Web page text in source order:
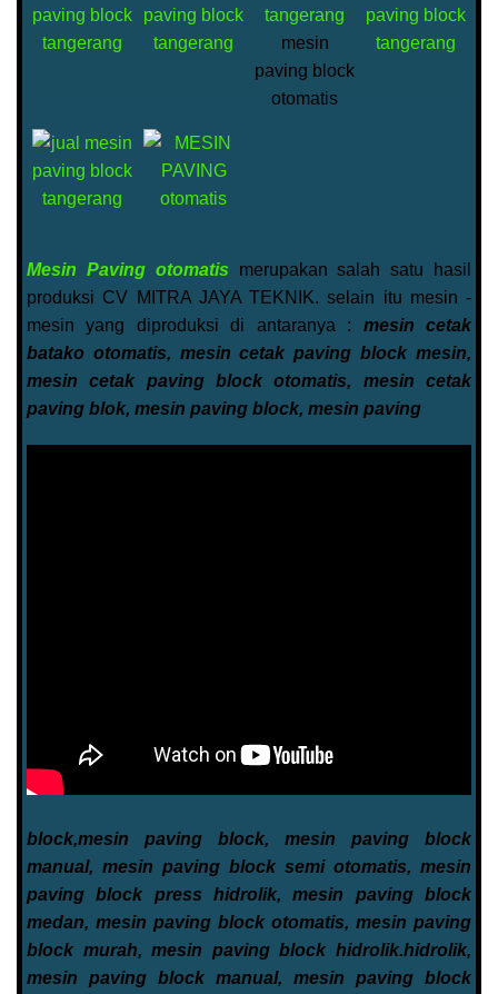
mesin
paving block
otomatis
Mesin Paving otomatis
merupakan salah satu hasil
produksi CV MITRA JAYA TEKNIK. selain itu mesin -
mesin yang diproduksi di antaranya : mesin cetak
batako otomatis, mesin cetak paving block mesin,
mesin cetak paving block otomatis, mesin cetak
paving blok, mesin paving block, mesin paving
block,mesin paving block, mesin paving block
manual, mesin paving block semi otomatis, mesin
paving block press hidrolik, mesin paving block
medan, mesin paving block otomatis, mesin paving
block murah, mesin paving block hidrolik.hidrolik,
mesin paving block manual, mesin paving block